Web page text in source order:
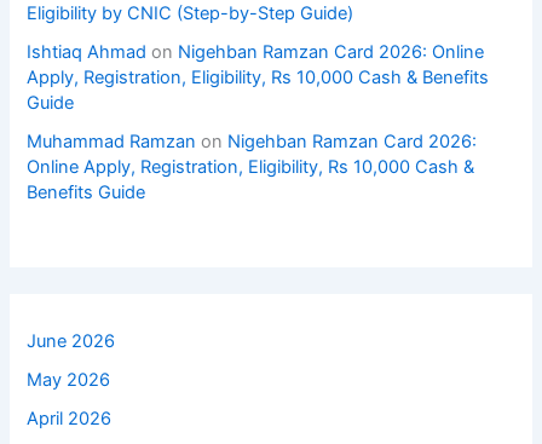
Eligibility by CNIC (Step-by-Step Guide)
Ishtiaq Ahmad on Nigehban Ramzan Card 2026: Online
Apply, Registration, Eligibility, Rs 10,000 Cash & Benefits
Guide
Muhammad Ramzan on Nigehban Ramzan Card 2026:
Online Apply, Registration, Eligibility, Rs 10,000 Cash &
Benefits Guide
June 2026
May 2026
April 2026